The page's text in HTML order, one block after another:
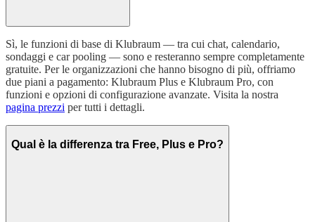
Sì, le funzioni di base di Klubraum — tra cui chat, calendario,
sondaggi e car pooling — sono e resteranno sempre completamente
gratuite. Per le organizzazioni che hanno bisogno di più, offriamo
due piani a pagamento: Klubraum Plus e Klubraum Pro, con
funzioni e opzioni di configurazione avanzate. Visita la nostra
pagina prezzi per tutti i dettagli.
Qual è la differenza tra Free, Plus e Pro?